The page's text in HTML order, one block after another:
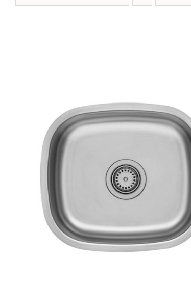
AYRINTILAR